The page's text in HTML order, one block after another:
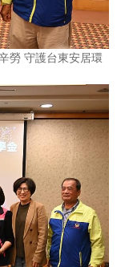
勞 守護台東安居環